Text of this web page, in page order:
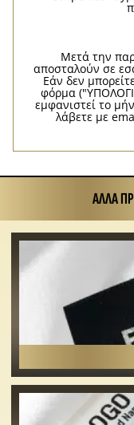
Μετά την
αποσταλούν σε
Εάν δεν
φόρμα
εμφανιστεί το
λάβετε με
ΆΛΛΑ